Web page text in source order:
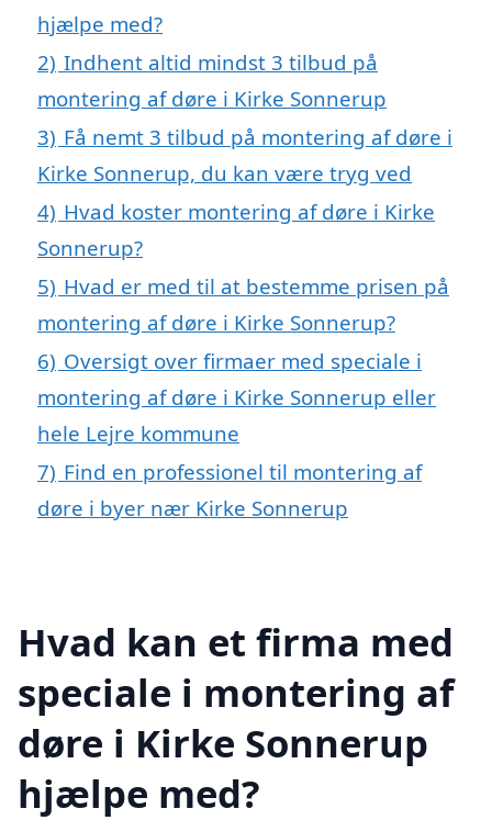
hjælpe med?
2) Indhent altid mindst 3 tilbud på
montering af døre i Kirke Sonnerup
3) Få nemt 3 tilbud på montering af døre i
Kirke Sonnerup, du kan være tryg ved
4) Hvad koster montering af døre i Kirke
Sonnerup?
5) Hvad er med til at bestemme prisen på
montering af døre i Kirke Sonnerup?
6) Oversigt over firmaer med speciale i
montering af døre i Kirke Sonnerup eller
hele Lejre kommune
7) Find en professionel til montering af
døre i byer nær Kirke Sonnerup
Hvad kan et firma med
speciale i montering af
døre i Kirke Sonnerup
hjælpe med?